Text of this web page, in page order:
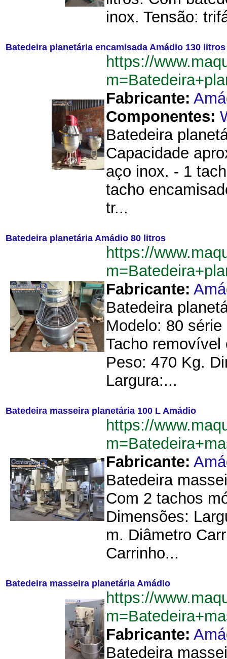
inox. Tensão:
Batedeira planetária encamisada Amádio 130 litros
https://
Fabricante:
Componentes:
Batedeira
Capacidade
aço inox. - 1
tacho
tr...
Batedeira planetária Amádio 80 litros
https://
Fabricante:
Batedeira
Modelo: 80
Tacho
Peso: 470 Kg.
Largura:...
Batedeira masseira planetária 100 L Amádio
https://
Fabricante:
Batedeira
Com 2 tachos
Dimensões:
m. Diâmetro
Carrinho...
Batedeira masseira planetária Amádio
https://
Fabricante:
Batedeira